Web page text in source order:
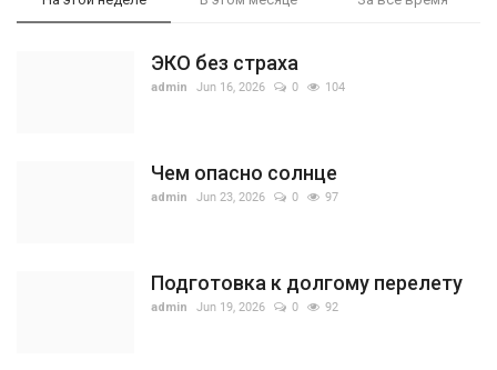
ЭКО без страха
admin Jun 16, 2026 0 104
Чем опасно солнце
admin Jun 23, 2026 0 97
Подготовка к долгому перелету
admin Jun 19, 2026 0 92